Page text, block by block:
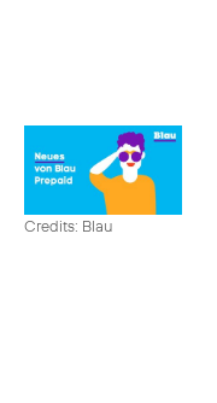
Credits: Blau